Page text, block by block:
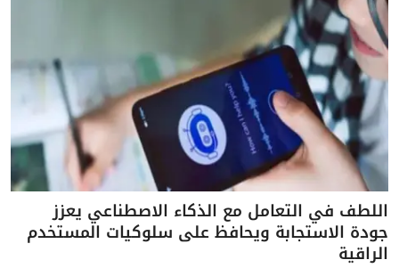
اللطف في التعامل مع الذكاء الاصطناعي يعزز
جودة الاستجابة ويحافظ على سلوكيات المستخدم
الراقية